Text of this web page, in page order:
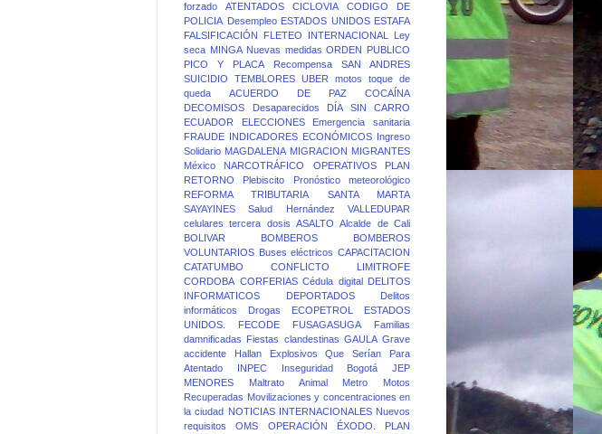
forzado
ATENTADOS CICLOVIA
CODIGO DE
POLICIA Desempleo ESTADOS UNIDOS ESTAFA
FALSIFICACIÓN
FLETEO INTERNACIONAL
Ley
seca MINGA Nuevas medidas ORDEN PUBLICO
PICO Y PLACA
Recompensa
SAN ANDRES
SUICIDIO
TEMBLORES UBER motos
toque de
queda
ACUERDO DE PAZ
COCAÍNA
DECOMISOS
Desaparecidos
DÍA SIN CARRO
ECUADOR
ELECCIONES
Emergencia sanitaria
FRAUDE
INDICADORES ECONÓMICOS
Ingreso
Solidario MAGDALENA MIGRACION MIGRANTES
México
NARCOTRÁFICO OPERATIVOS
PLAN
RETORNO
Plebiscito
Pronóstico meteorológico
REFORMA TRIBUTARIA
SANTA MARTA
SAYAYINES
Salud Hernández
VALLEDUPAR
celulares
tercera dosis ASALTO
Alcalde de Cali
BOLIVAR
BOMBEROS
BOMBEROS
VOLUNTARIOS Buses eléctricos CAPACITACION
CATATUMBO
CONFLICTO LIMITROFE
CORDOBA CORFERIAS Cédula digital
DELITOS
INFORMATICOS
DEPORTADOS
Delitos
informáticos
Drogas ECOPETROL
ESTADOS
UNIDOS.
FECODE FUSAGASUGA
Familias
damnificadas
Fiestas clandestinas GAULA Grave
accidente
Hallan Explosivos Que Serían Para
Atentado
INPEC Inseguridad Bogotá
JEP
MENORES
Maltrato Animal Metro
Motos
Recuperadas Movilizaciones y concentraciones en
la ciudad NOTICIAS INTERNACIONALES Nuevos
requisitos
OMS OPERACIÓN ÉXODO.
PLAN